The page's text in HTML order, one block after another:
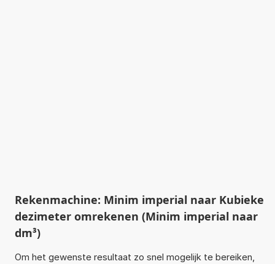
Rekenmachine: Minim imperial naar Kubieke
dezimeter omrekenen (Minim imperial naar
dm³)
Om het gewenste resultaat zo snel mogelijk te bereiken,